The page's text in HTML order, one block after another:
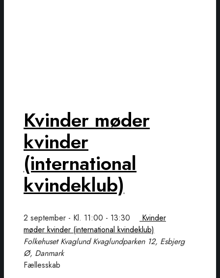
Kvinder møder
kvinder
(international
kvindeklub)
2 september - Kl. 11:00 - 13:30
Kvinder
møder kvinder (international kvindeklub)
Folkehuset KvaglundKvaglundparken 12, Esbjerg
Ø, Danmark
Fællesskab